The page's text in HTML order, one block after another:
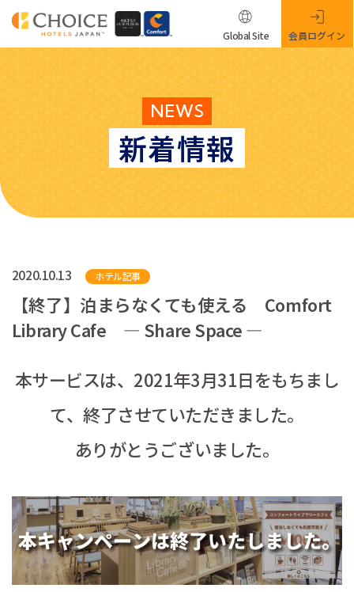
NEWS
新着情報
Global Site 会員ログイン
2020.10.13 ホテル記事
【終了】泊まらなくても使える Comfort
Library Cafe ― Share Space ―
本サービスは、2021年3月31日をもちまし
て、終了させていただきました。
ありがとうございました。